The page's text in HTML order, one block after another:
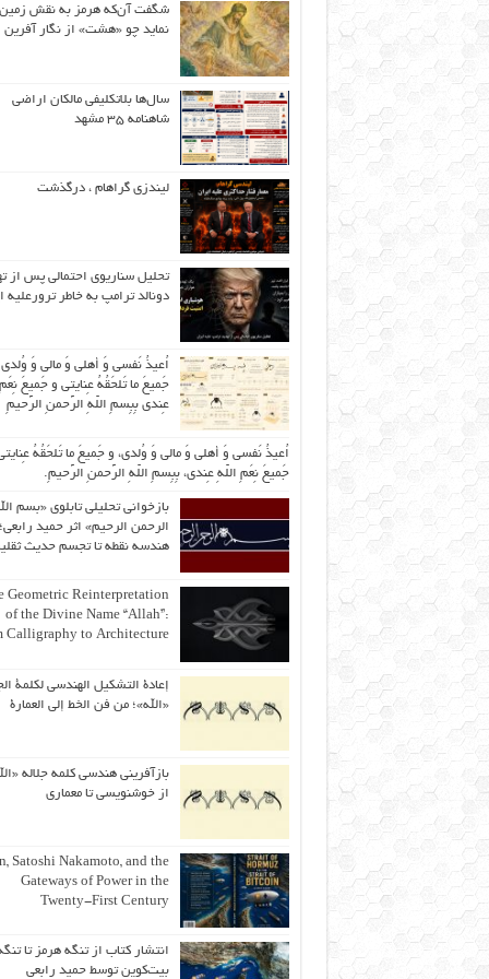
شگفت آن‌که هرمز به نقش زمین
نماید چو «هشت» از نگار آفرین
سال‌ها بلاتکلیفی مالکان اراضی
شاهنامه ۳۵ مشهد
لیندزی گراهام ، درگذشت
تحلیل سناریوی احتمالی پس از
دونالد ترامپ به خاطر ترورعلیه
اُعیذُ نَفسی وَ أهلی وَ مالی وَ
جَمیعَ ما تَلحَقُهُ عِنایتی و جَمیعَ نِعَمِ
عِندی بِبِسمِ اللّهِ الرَّحمنِ الرَّحیمِ
اُعیذُ نَفسی وَ أهلی وَ مالی وَ وُلدی، و جَمیعَ ما تَلحَقُهُ
جَمیعَ نِعَمِ اللّهِ عِندی، بِبِسمِ اللّهِ الرَّحمنِ الرَّحیمِ.
بازخوانی تحلیلی تابلوی «بسم
الرحمن الرحیم» اثر حمید رابعی؛
هندسه نقطه تا تجسم حدیث
Geometric Reinterpretation
of the Divine Name “Allah”:
Calligraphy to Architecture
إعادة التشكيل الهندسي لكلمة
«الله»؛ من فن الخط إلى العمارة
بازآفرینی هندسی کلمه جلاله
از خوشنویسی تا معماری
Satoshi Nakamoto, and the
Gateways of Power in the
Twenty-First Century
انتشار کتاب از تنگه هرمز تا
بیت‌کوین توسط حمید رابعی